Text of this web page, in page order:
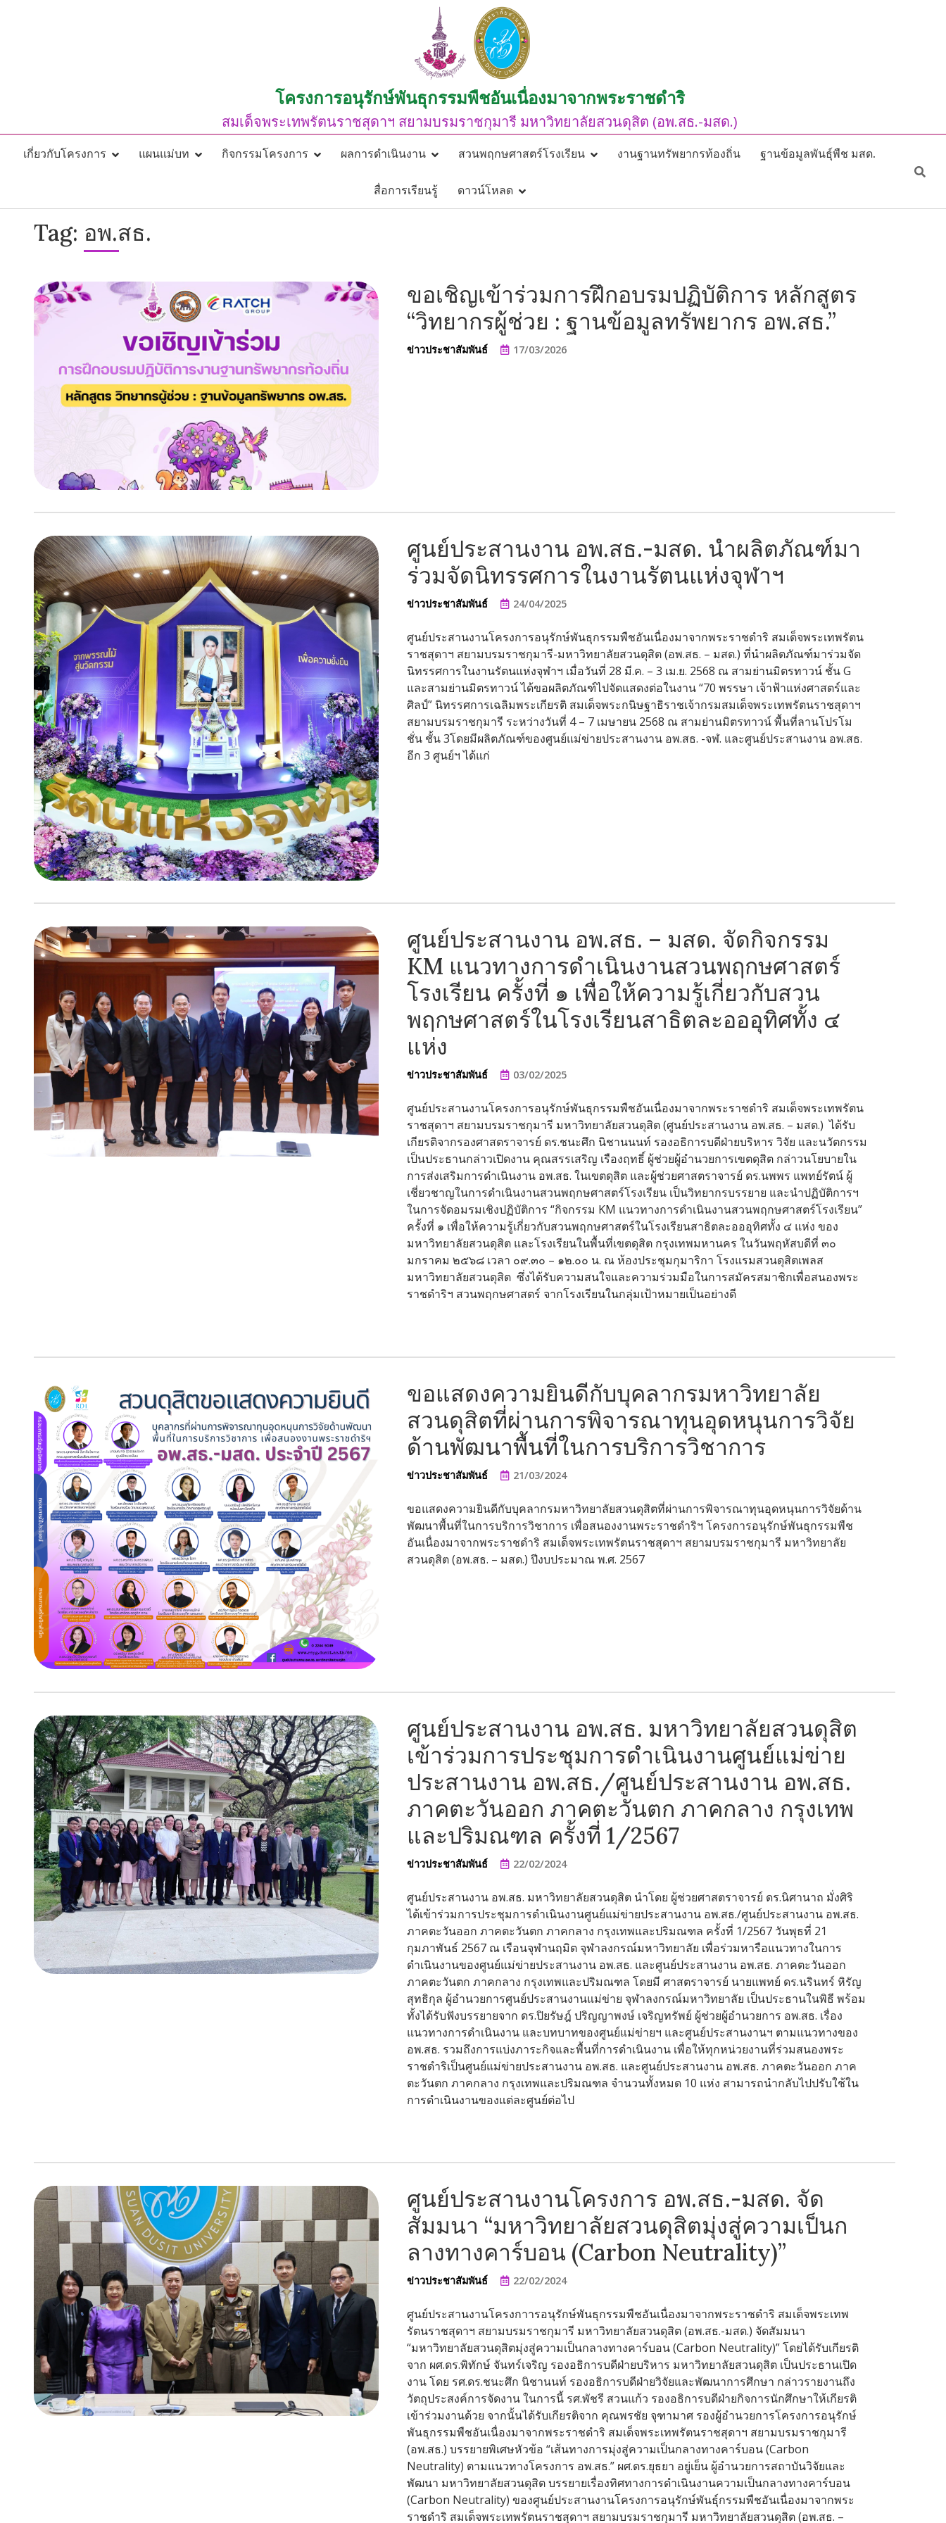
โครงการอนุรักษ์พันธุกรรมพืชอันเนื่องมาจากพระราชดำริ
สมเด็จพระเทพรัตนราชสุดาฯ สยามบรมราชกุมารี มหาวิทยาลัยสวนดุสิต (อพ.สธ.-มสด.)
เกี่ยวกับโครงการ แผนแม่บท กิจกรรมโครงการ ผลการดำเนินงาน สวนพฤกษศาสตร์โรงเรียน งานฐานทรัพยากรท้องถิ่น ฐานข้อมูลพันธุ์พืช มสด.
สื่อการเรียนรู้ ดาวน์โหลด
Tag: อพ.สธ.
ขอเชิญเข้าร่วมการฝึกอบรมปฏิบัติการ หลักสูตร
“วิทยากรผู้ช่วย : ฐานข้อมูลทรัพยากร อพ.สธ.”
ข่าวประชาสัมพันธ์ 17/03/2026
ศูนย์ประสานงาน อพ.สธ.-มสด. นำผลิตภัณฑ์มา
ร่วมจัดนิทรรศการในงานรัตนแห่งจุฬาฯ
ข่าวประชาสัมพันธ์ 24/04/2025
ศูนย์ประสานงานโครงการอนุรักษ์พันธุกรรมพืชอันเนื่องมาจากพระราชดำริ สมเด็จพระเทพรัตน
ราชสุดาฯ สยามบรมราชกุมารี-มหาวิทยาลัยสวนดุสิต (อพ.สธ. – มสด.) ที่นำผลิตภัณฑ์มาร่วมจัด
นิทรรศการในงานรัตนแห่งจุฬาฯ เมื่อวันที่ 28 มี.ค. – 3 เม.ย. 2568 ณ สามย่านมิตรทาวน์ ชั้น G
และสามย่านมิตรทาวน์ ได้ขอผลิตภัณฑ์ไปจัดแสดงต่อในงาน “70 พรรษา เจ้าฟ้าแห่งศาสตร์และ
ศิลป์” นิทรรศการเฉลิมพระเกียรติ สมเด็จพระกนิษฐาธิราชเจ้ากรมสมเด็จพระเทพรัตนราชสุดาฯ
สยามบรมราชกุมารี ระหว่างวันที่ 4 – 7 เมษายน 2568 ณ สามย่านมิตรทาวน์ พื้นที่ลานโปรโม
ชั่น ชั้น 3โดยมีผลิตภัณฑ์ของศูนย์แม่ข่ายประสานงาน อพ.สธ. -จฬ. และศูนย์ประสานงาน อพ.สธ.
อีก 3 ศูนย์ฯ ได้แก่
ศูนย์ประสานงาน อพ.สธ. – มสด. จัดกิจกรรม
KM แนวทางการดำเนินงานสวนพฤกษศาสตร์
โรงเรียน ครั้งที่ ๑ เพื่อให้ความรู้เกี่ยวกับสวน
พฤกษศาสตร์ในโรงเรียนสาธิตละอออุทิศทั้ง ๔
แห่ง
ข่าวประชาสัมพันธ์ 03/02/2025
ศูนย์ประสานงานโครงการอนุรักษ์พันธุกรรมพืชอันเนื่องมาจากพระราชดำริ สมเด็จพระเทพรัตน
ราชสุดาฯ สยามบรมราชกุมารี มหาวิทยาลัยสวนดุสิต (ศูนย์ประสานงาน อพ.สธ. – มสด.) ได้รับ
เกียรติจากรองศาสตราจารย์ ดร.ชนะศึก นิชานนนท์ รองอธิการบดีฝ่ายบริหาร วิจัย และนวัตกรรม
เป็นประธานกล่าวเปิดงาน คุณสรรเสริญ เรืองฤทธิ์ ผู้ช่วยผู้อำนวยการเขตดุสิต กล่าวนโยบายใน
การส่งเสริมการดำเนินงาน อพ.สธ. ในเขตดุสิต และผู้ช่วยศาสตราจารย์ ดร.นพพร แพทย์รัตน์ ผู้
เชี่ยวชาญในการดำเนินงานสวนพฤกษศาสตร์โรงเรียน เป็นวิทยากรบรรยาย และนำปฏิบัติการฯ
ในการจัดอมรมเชิงปฏิบัติการ “กิจกรรม KM แนวทางการดำเนินงานสวนพฤกษศาสตร์โรงเรียน”
ครั้งที่ ๑ เพื่อให้ความรู้เกี่ยวกับสวนพฤกษศาสตร์ในโรงเรียนสาธิตละอออุทิศทั้ง ๔ แห่ง ของ
มหาวิทยาลัยสวนดุสิต และโรงเรียนในพื้นที่เขตดุสิต กรุงเทพมหานคร ในวันพฤหัสบดีที่ ๓๐
มกราคม ๒๕๖๘ เวลา ๐๙.๓๐ – ๑๒.๐๐ น. ณ ห้องประชุมกุมาริกา โรงแรมสวนดุสิตเพลส
มหาวิทยาลัยสวนดุสิต ซึ่งได้รับความสนใจและความร่วมมือในการสมัครสมาชิกเพื่อสนองพระ
ราชดำริฯ สวนพฤกษศาสตร์ จากโรงเรียนในกลุ่มเป้าหมายเป็นอย่างดี
ขอแสดงความยินดีกับบุคลากรมหาวิทยาลัย
สวนดุสิตที่ผ่านการพิจารณาทุนอุดหนุนการวิจัย
ด้านพัฒนาพื้นที่ในการบริการวิชาการ
ข่าวประชาสัมพันธ์ 21/03/2024
ขอแสดงความยินดีกับบุคลากรมหาวิทยาลัยสวนดุสิตที่ผ่านการพิจารณาทุนอุดหนุนการวิจัยด้าน
พัฒนาพื้นที่ในการบริการวิชาการ เพื่อสนองงานพระราชดำริฯ โครงการอนุรักษ์พันธุกรรมพืช
อันเนื่องมาจากพระราชดำริ สมเด็จพระเทพรัตนราชสุดาฯ สยามบรมราชกุมารี มหาวิทยาลัย
สวนดุสิต (อพ.สธ. – มสด.) ปีงบประมาณ พ.ศ. 2567
ศูนย์ประสานงาน อพ.สธ. มหาวิทยาลัยสวนดุสิต
เข้าร่วมการประชุมการดำเนินงานศูนย์แม่ข่าย
ประสานงาน อพ.สธ./ศูนย์ประสานงาน อพ.สธ.
ภาคตะวันออก ภาคตะวันตก ภาคกลาง กรุงเทพ
และปริมณฑล ครั้งที่ 1/2567
ข่าวประชาสัมพันธ์ 22/02/2024
ศูนย์ประสานงาน อพ.สธ. มหาวิทยาลัยสวนดุสิต นำโดย ผู้ช่วยศาสตราจารย์ ดร.นิศานาถ มั่งศิริ
ได้เข้าร่วมการประชุมการดำเนินงานศูนย์แม่ข่ายประสานงาน อพ.สธ./ศูนย์ประสานงาน อพ.สธ.
ภาคตะวันออก ภาคตะวันตก ภาคกลาง กรุงเทพและปริมณฑล ครั้งที่ 1/2567 วันพุธที่ 21
กุมภาพันธ์ 2567 ณ เรือนจุฬานฤมิต จุฬาลงกรณ์มหาวิทยาลัย เพื่อร่วมหารือแนวทางในการ
ดำเนินงานของศูนย์แม่ข่ายประสานงาน อพ.สธ. และศูนย์ประสานงาน อพ.สธ. ภาคตะวันออก
ภาคตะวันตก ภาคกลาง กรุงเทพและปริมณฑล โดยมี ศาสตราจารย์ นายแพทย์ ดร.นรินทร์ หิรัญ
สุทธิกุล ผู้อำนวยการศูนย์ประสานงานแม่ข่าย จุฬาลงกรณ์มหาวิทยาลัย เป็นประธานในพิธี พร้อม
ทั้งได้รับฟังบรรยายจาก ดร.ปิยรัษฎ์ ปริญญาพงษ์ เจริญทรัพย์ ผู้ช่วยผู้อำนวยการ อพ.สธ. เรื่อง
แนวทางการดำเนินงาน และบทบาทของศูนย์แม่ข่ายฯ และศูนย์ประสานงานฯ ตามแนวทางของ
อพ.สธ. รวมถึงการแบ่งภาระกิจและพื้นที่การดำเนินงาน เพื่อให้ทุกหน่วยงานที่ร่วมสนองพระ
ราชดำริเป็นศูนย์แม่ข่ายประสานงาน อพ.สธ. และศูนย์ประสานงาน อพ.สธ. ภาคตะวันออก ภาค
ตะวันตก ภาคกลาง กรุงเทพและปริมณฑล จำนวนทั้งหมด 10 แห่ง สามารถนำกลับไปปรับใช้ใน
การดำเนินงานของแต่ละศูนย์ต่อไป
ศูนย์ประสานงานโครงการ อพ.สธ.-มสด. จัด
สัมมนา “มหาวิทยาลัยสวนดุสิตมุ่งสู่ความเป็นก
ลางทางคาร์บอน (Carbon Neutrality)”
ข่าวประชาสัมพันธ์ 22/02/2024
ศูนย์ประสานงานโครงกาารอนุรักษ์พันธุกรรมพืชอันเนื่องมาจากพระราชดำริ สมเด็จพระเทพ
รัตนราชสุดาฯ สยามบรมราชกุมารี มหาวิทยาลัยสวนดุสิต (อพ.สธ.-มสด.) จัดสัมมนา
“มหาวิทยาลัยสวนดุสิตมุ่งสู่ความเป็นกลางทางคาร์บอน (Carbon Neutrality)” โดยได้รับเกียรติ
จาก ผศ.ดร.พิทักษ์ จันทร์เจริญ รองอธิการบดีฝ่ายบริหาร มหาวิทยาลัยสวนดุสิต เป็นประธานเปิด
งาน โดย รศ.ดร.ชนะศึก นิชานนท์ รองอธิการบดีฝ่ายวิจัยและพัฒนาการศึกษา กล่าวรายงานถึง
วัตถุประสงค์การจัดงาน ในการนี้ รศ.พัชรี สวนแก้ว รองอธิการบดีฝ่ายกิจการนักศึกษาให้เกียรติ
เข้าร่วมงานด้วย จากนั้นได้รับเกียรติจาก คุณพรชัย จุฑามาศ รองผู้อำนวยการโครงการอนุรักษ์
พันธุกรรมพืชอันเนื่องมาจากพระราชดำริ สมเด็จพระเทพรัตนราชสุดาฯ สยามบรมราชกุมารี
(อพ.สธ.) บรรยายพิเศษหัวข้อ “เส้นทางการมุ่งสู่ความเป็นกลางทางคาร์บอน (Carbon
Neutrality) ตามแนวทางโครงการ อพ.สธ.” ผศ.ดร.ยุธยา อยู่เย็น ผู้อำนวยการสถาบันวิจัยและ
พัฒนา มหาวิทยาลัยสวนดุสิต บรรยายเรื่องทิศทางการดำเนินงานความเป็นกลางทางคาร์บอน
(Carbon Neutrality) ของศูนย์ประสานงานโครงการอนุรักษ์พันธุ์กรรมพืชอันเนื่องมาจากพระ
ราชดำริ สมเด็จพระเทพรัตนราชสุดาฯ สยามบรมราชกุมารี มหาวิทยาลัยสวนดุสิต (อพ.สธ. –